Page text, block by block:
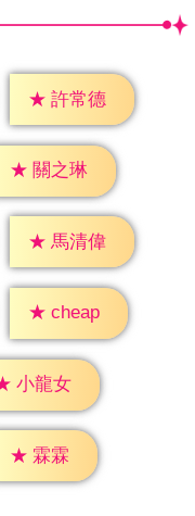
★ 許常德
★ 關之琳
★ 馬清偉
★ cheap
小龍女
★ 霖霖